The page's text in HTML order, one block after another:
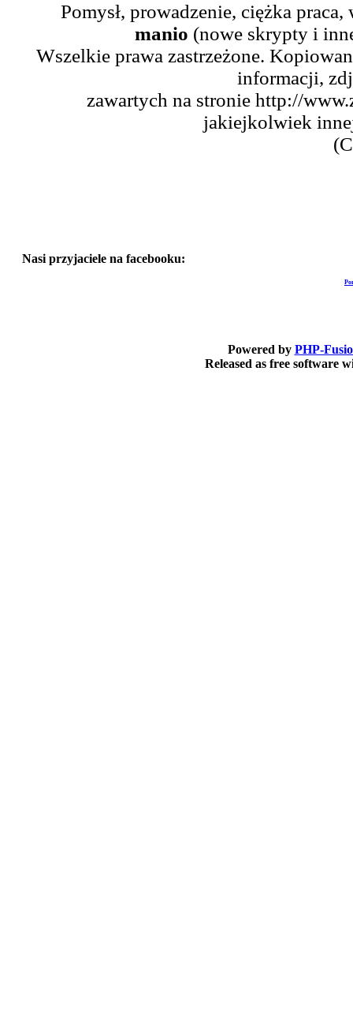
Pomysł, prowadzenie, ciężka
manio (nowe skrypty i
Wszelkie prawa zastrzeżone.
informacji,
zawartych na stronie http://
jakiejkolwiek
Nasi przyjaciele na facebooku:
Powered by PHP-
Released as free software